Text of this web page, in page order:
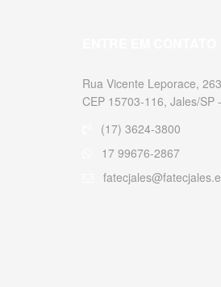
Rua Vicente Leporace,
CEP 15703-116, Jales/SP
(17) 3624-3800
17 99676-2867